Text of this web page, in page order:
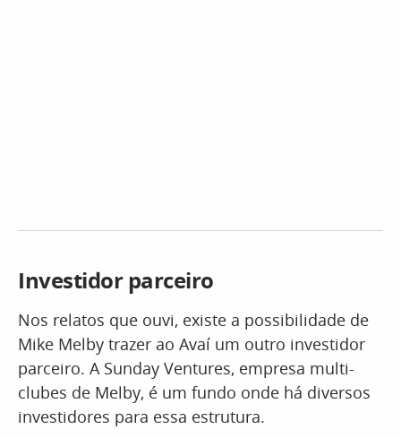
Investidor parceiro
Nos relatos que ouvi, existe a possibilidade de
Mike Melby trazer ao Avaí um outro investidor
parceiro. A Sunday Ventures, empresa multi-
clubes de Melby, é um fundo onde há diversos
investidores para essa estrutura.